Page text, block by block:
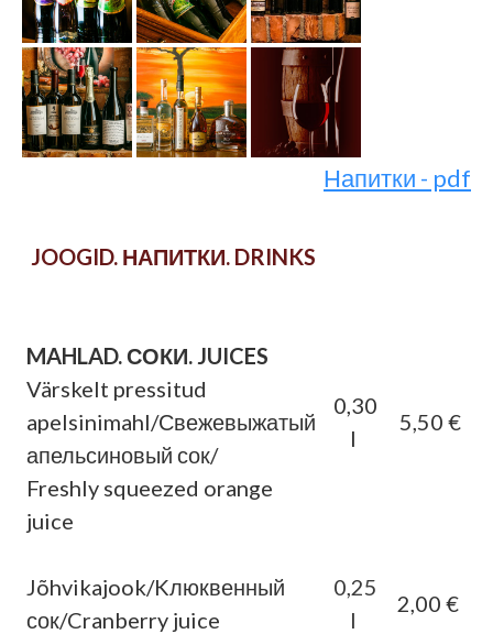
Напитки - pdf
JOOGID. НАПИТКИ. DRINKS
MAHLAD. СОКИ. JUICES
Värskelt pressitud
apelsinimahl/Свежевыжатый
апельсиновый сок/
0,30
l
5,50 €
Freshly squeezed orange
juice
Jõhvikajook/Kлюквенный
сок/Cranberry juice
0,25
l
2,00 €